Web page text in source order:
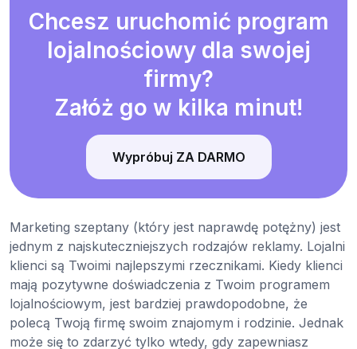
Chcesz uruchomić program
lojalnościowy dla swojej
firmy?
Załóż go w kilka minut!
Wypróbuj ZA DARMO
Marketing szeptany (który jest naprawdę potężny) jest
jednym z najskuteczniejszych rodzajów reklamy. Lojalni
klienci są Twoimi najlepszymi rzecznikami. Kiedy klienci
mają pozytywne doświadczenia z Twoim programem
lojalnościowym, jest bardziej prawdopodobne, że
polecą Twoją firmę swoim znajomym i rodzinie. Jednak
może się to zdarzyć tylko wtedy, gdy zapewniasz